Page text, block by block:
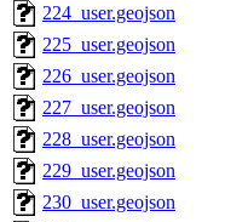
224_user.geojson
225_user.geojson
226_user.geojson
227_user.geojson
228_user.geojson
229_user.geojson
230_user.geojson